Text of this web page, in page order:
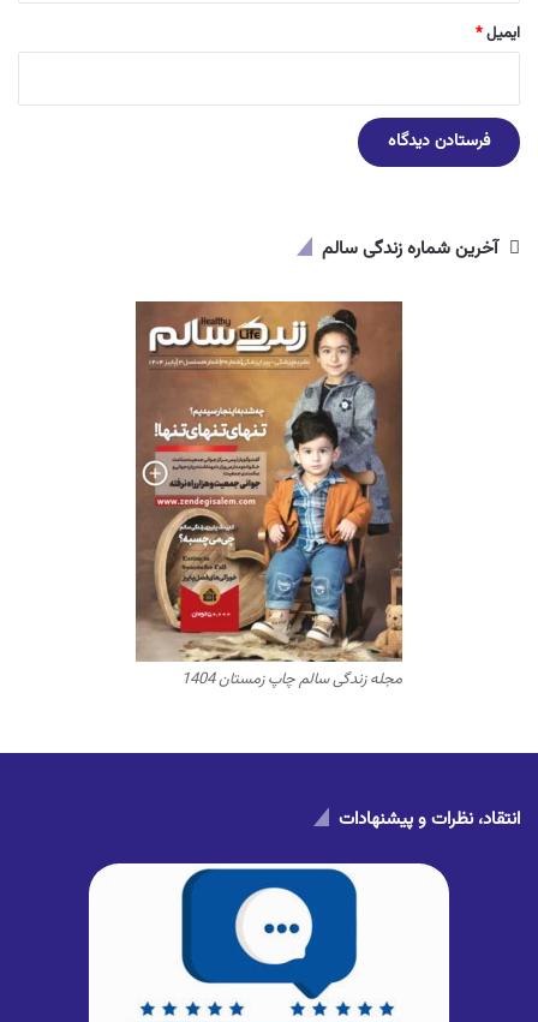
ایمیل*
آخرین شماره زندگی سالم
مجله زندگی سالم چاپ زمستان 1404
انتقاد، نظرات و پیشنهادات